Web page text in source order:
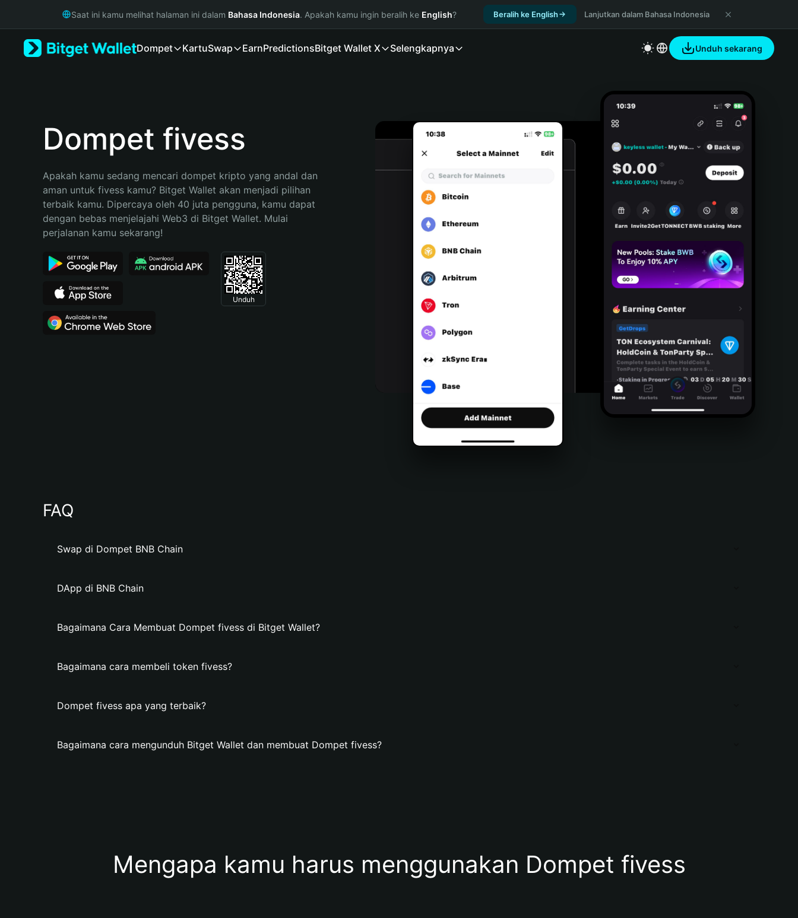
Русский
Bahasa Indonesia
Español (Argentina)
Saat ini kamu melihat halaman ini dalam Bahasa Indonesia. Apakah kamu ingin beralih ke English? Beralih ke English Lanjutkan dalam Bahasa Indonesia
Dompet KartuSwap EarnPredictionsBitget Wallet X Selengkapnya Unduh sekarang
Dompet fivess
Apakah kamu sedang mencari dompet kripto yang andal dan
aman untuk fivess kamu? Bitget Wallet akan menjadi pilihan
terbaik kamu. Dipercaya oleh 40 juta pengguna, kamu dapat
dengan bebas menjelajahi Web3 di Bitget Wallet. Mulai
perjalanan kamu sekarang!
Unduh
FAQ
Swap di Dompet BNB Chain
DApp di BNB Chain
Bagaimana Cara Membuat Dompet fivess di Bitget Wallet?
Bagaimana cara membeli token fivess?
Dompet fivess apa yang terbaik?
Bagaimana cara mengunduh Bitget Wallet dan membuat Dompet fivess?
Mengapa kamu harus menggunakan Dompet fivess